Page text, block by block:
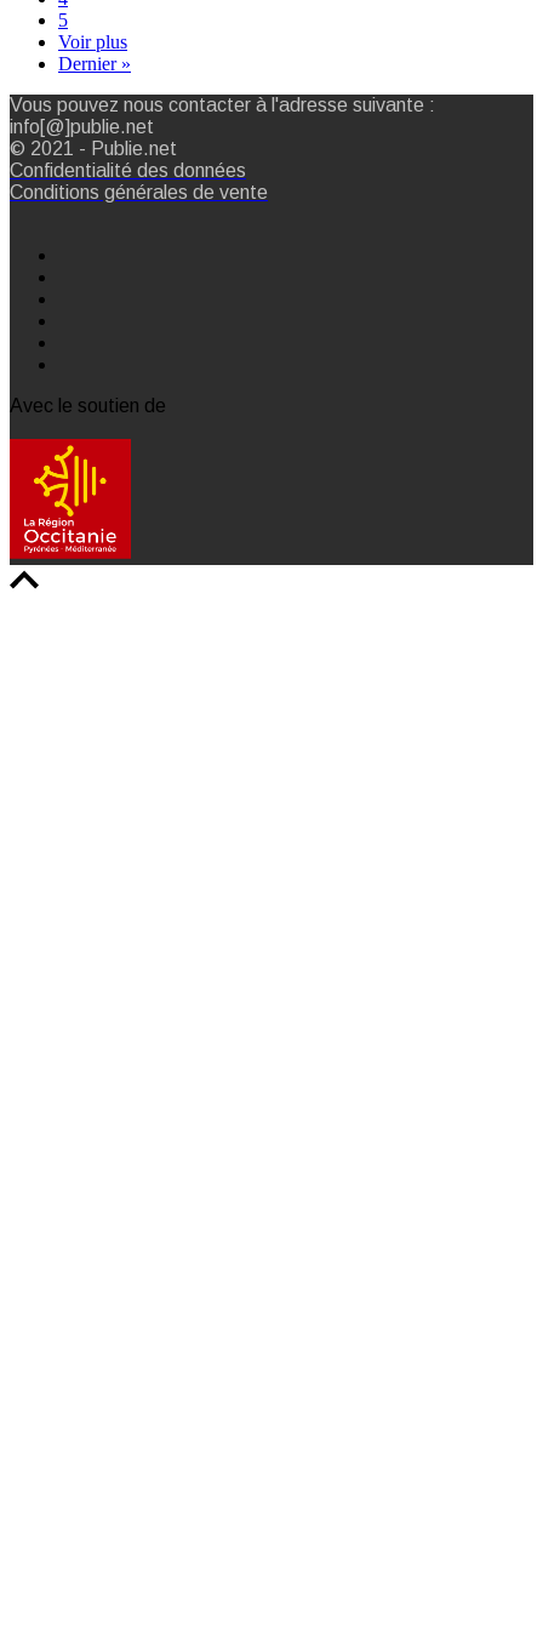
5
Voir plus
Dernier »
Vous pouvez nous contacter à l'adresse suivante :
info[@]publie.net
© 2021 - Publie.net
Confidentialité des données
Conditions générales de vente
Avec le soutien de